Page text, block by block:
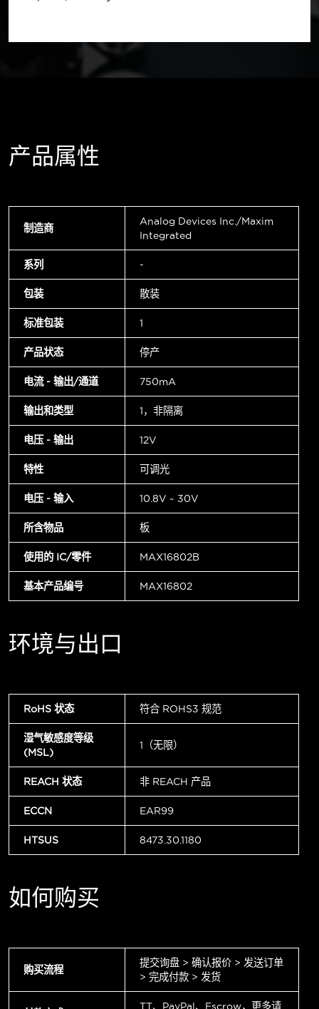
产品属性
制造商
Analog Devices Inc./Maxim
Integrated
系列 -
包装 散装
标准包装 1
产品状态 停产
电流 - 输出/通道 750mA
输出和类型 1，非隔离
电压 - 输出 12V
特性 可调光
电压 - 输入 10.8V ~ 30V
所含物品 板
使用的 IC/零件 MAX16802B
基本产品编号 MAX16802
环境与出口
RoHS 状态 符合 ROHS3 规范
湿气敏感度等级
(MSL)
1（无限）
REACH 状态 非 REACH 产品
ECCN EAR99
HTSUS 8473.30.1180
如何购买
购买流程
提交询盘 > 确认报价 > 发送订单
> 完成付款 > 发货
TT、PayPal、Escrow，更多请